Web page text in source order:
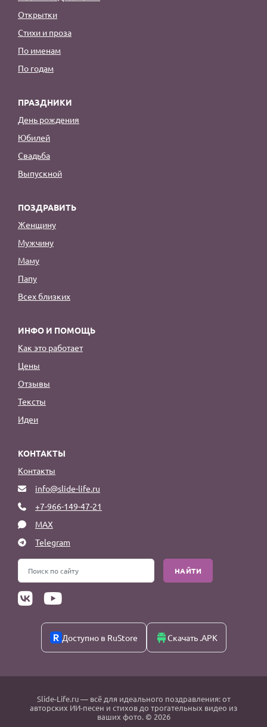
Открытки
Стихи и проза
По именам
По годам
ПРАЗДНИКИ
День рождения
Юбилей
Свадьба
Выпускной
ПОЗДРАВИТЬ
Женщину
Мужчину
Маму
Папу
Всех близких
ИНФО И ПОМОЩЬ
Как это работает
Цены
Отзывы
Тексты
Идеи
КОНТАКТЫ
Контакты
info@slide-life.ru
+7-966-149-47-21
MAX
Telegram
НАЙТИ
Доступно в RuStore Скачать .APK
Slide-Life.ru— всё для идеального поздравления: от
авторских ИИ-песен и стихов до трогательных видео из
ваших фото. © 2026